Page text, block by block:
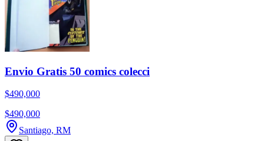
Envio Gratis 50 comics colecci
$490,000
$490,000
Santiago, RM